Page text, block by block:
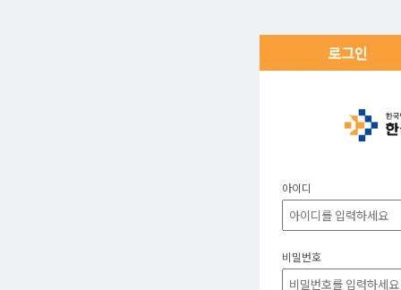
로그인
아이디
비밀번호